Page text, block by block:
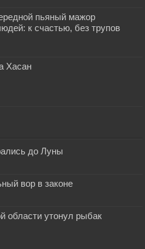
пьяный мажор
к счастью, без трупов
Хасан
до Луны
вор в законе
области утонул рыбак